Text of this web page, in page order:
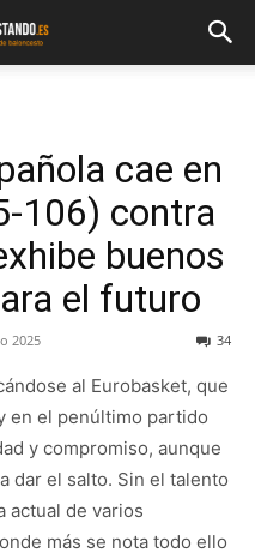
cae en
106) contra
buenos
el futuro
2025 34
al Eurobasket, que
en el penúltimo partido
y compromiso, aunque
dar el salto. Sin el talento
actual de varios
más se nota todo ello